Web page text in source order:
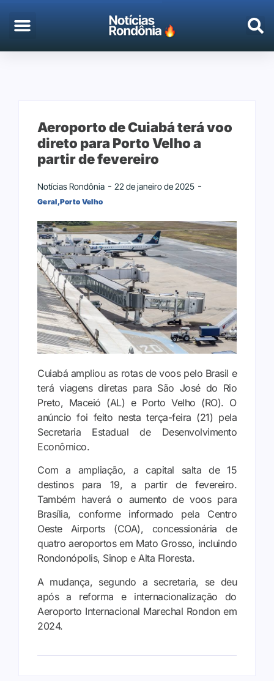
Aeroporto de Cuiabá terá voo
direto para Porto Velho a
partir de fevereiro
Notícias Rondônia 22 de janeiro de 2025
Geral,Porto Velho
Cuiabá ampliou as rotas de voos pelo Brasil e
terá viagens diretas para São José do Rio
Preto, Maceió (AL) e Porto Velho (RO). O
anúncio foi feito nesta terça-feira (21) pela
Secretaria Estadual de Desenvolvimento
Econômico.
Com a ampliação, a capital salta de 15
destinos para 19, a partir de fevereiro.
Também haverá o aumento de voos para
Brasília, conforme informado pela Centro
Oeste Airports (COA), concessionária de
quatro aeroportos em Mato Grosso, incluindo
Rondonópolis, Sinop e Alta Floresta.
A mudança, segundo a secretaria, se deu
após a reforma e internacionalização do
Aeroporto Internacional Marechal Rondon em
2024.